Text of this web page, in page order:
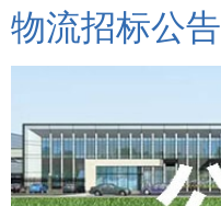
物流招标公告